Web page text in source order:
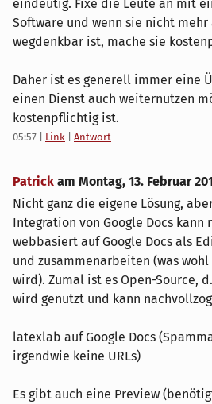
eindeutig. Fixe die Leute an mit
Software und wenn sie nicht
wegdenkbar ist, mache sie
Daher ist es generell immer eine
einen Dienst auch weiternutzen
kostenpflichtig ist.
05:57 Link Antwort
Patrick am Montag, 13. Februar
Nicht ganz die eigene Lösung,
Integration von Google Docs kann
webbasiert auf Google Docs als
und zusammenarbeiten (was
wird). Zumal ist es Open-Source,
wird genutzt und kann
latexlab auf Google Docs
irgendwie keine URLs)
Es gibt auch eine Preview